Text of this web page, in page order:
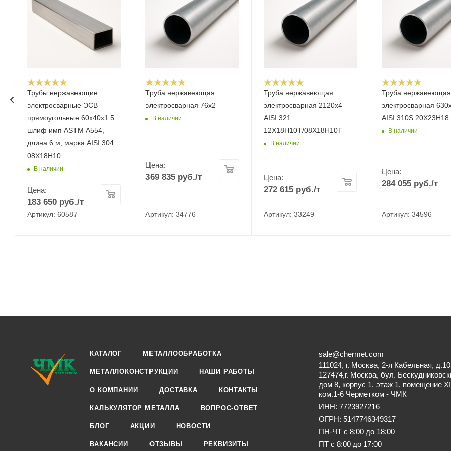
Трубы нержавеющие
электросварные ЭСВ
прямоугольные 60х40х1.5
шлиф имп ASTM A554,
длина 6 м, марка AISI 304
08Х18Н10
В наличии
Цена:
183 650 руб./т
Артикул: 60587
Труба нержавеющая
электросварная 76х2
В наличии
Цена:
369 835руб./т
Артикул: 34776
Труба нержавеющая
электросварная 2120х4
AISI 321
12Х18Н10Т/08Х18Н10Т
В наличии
Цена:
272 615руб./т
Артикул: 33249
Труба нержавеющая
электросварная
AISI 310S 20Х23Н18
В наличии
Цена:
284 055 руб./т
Артикул: 34596
КАТАЛОГ МЕТАЛЛООБРАБОТКА
МЕТАЛЛОКОНСТРУКЦИИ НАШИ РАБОТЫ
О КОМПАНИИ ДОСТАВКА КОНТАКТЫ
КАЛЬКУЛЯТОР МЕТАЛЛА ВОПРОС-ОТВЕТ
БЛОГ АКЦИИ НОВОСТИ
ВАКАНСИИ ОТЗЫВЫ РЕКВИЗИТЫ
sale@chermet.com
111024, г. Москва, 2-я Кабельная, д.10
127474,г. Москва, бул.
дом 8, корпус 1, этаж 1, помещение
ком.1-6 Черметком - ЧМК
ИНН: 7723927216
ОГРН: 5147746349317
ПН-ЧТ с 8:00 до 18:00
ПТ с 8:00 до 17:00